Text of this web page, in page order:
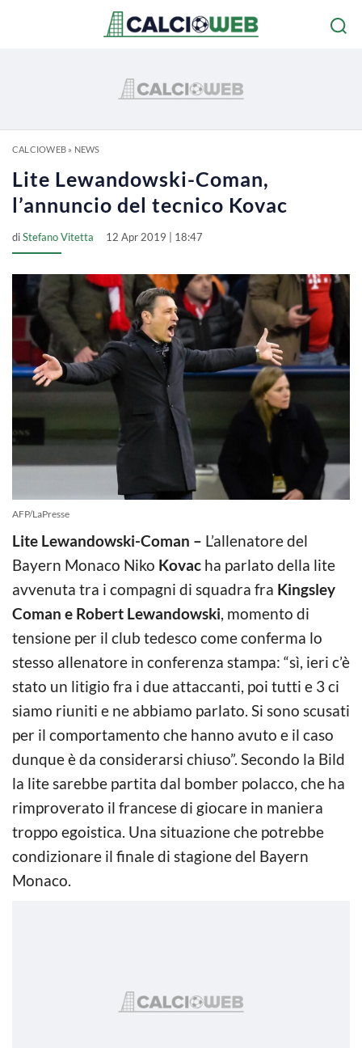
CALCIOWEB» NEWS
Lite Lewandowski-Coman,
l’annuncio del tecnico Kovac
diStefano Vitetta 12 Apr 2019 | 18:47
AFP/LaPresse
Lite Lewandowski-Coman – L’allenatore del
Bayern Monaco Niko Kovac ha parlato della lite
avvenuta tra i compagni di squadra fra Kingsley
Coman e Robert Lewandowski, momento di
tensione per il club tedesco come conferma lo
stesso allenatore in conferenza stampa: “sì, ieri c’è
stato un litigio fra i due attaccanti, poi tutti e 3 ci
siamo riuniti e ne abbiamo parlato. Si sono scusati
per il comportamento che hanno avuto e il caso
dunque è da considerarsi chiuso”. Secondo la Bild
la lite sarebbe partita dal bomber polacco, che ha
rimproverato il francese di giocare in maniera
troppo egoistica. Una situazione che potrebbe
condizionare il finale di stagione del Bayern
Monaco.